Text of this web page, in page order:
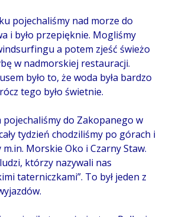
pojechaliśmy nad morze do
i było przepięknie. Mogliśmy
a potem zjeść świeżo
w nadmorskiej restauracji.
było to, że woda była bardzo
tego było świetnie.
pojechaliśmy do Zakopanego w
tydzień chodziliśmy po górach i
m.in. Morskie Oko i Czarny Staw.
którzy nazywali nas
taterniczkami”. To był jeden z